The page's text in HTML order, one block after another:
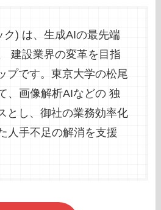
ク) は、生成AIの最先端
建設業界の変革を目指
プです。東京大学の松尾
、画像解析AIなどの 独
とし、御社の業務効率化
人手不足の解消を支援